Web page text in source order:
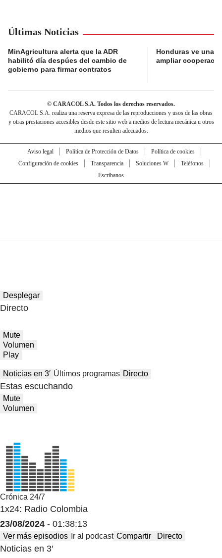
Últimas Noticias
MinAgricultura alerta que la ADR
habilitó día despúes del cambio de
gobierno para firmar contratos
Honduras ve una
ampliar
© CARACOL S.A. Todos los derechos reservados.
CARACOL S.A. realiza una reserva expresa de las reproducciones y usos de las obras
y otras prestaciones accesibles desde este sitio web a medios de lectura mecánica u otros
medios que resulten adecuados.
Aviso legal Política de Protección de Datos
Política de cookies
Configuración de cookies
Transparencia Soluciones W
Teléfonos
Escríbanos
Desplegar
Directo
Mute
Volumen
Play
Noticias en 3′ Últimos programas Directo
Estas escuchando
Mute
Volumen
Crónica 24/7
1x24: Radio Colombia
23/08/2024 - 01:38:13
Ver más episodios Ir al podcast Compartir Directo
Noticias en 3′